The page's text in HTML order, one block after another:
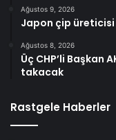
Ağustos 9, 2026
Japon çip üreticisi
Ağustos 8, 2026
Üç CHP’li Başkan
takacak
Rastgele Haberler